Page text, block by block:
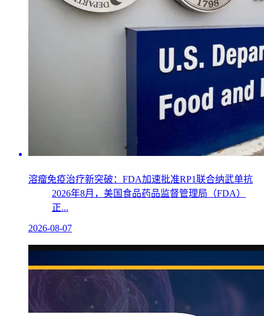
溶瘤免疫治疗新突破：FDA加速批准RP1联合纳武单抗
2026年8月，美国食品药品监督管理局（FDA）
正...
2026-08-07